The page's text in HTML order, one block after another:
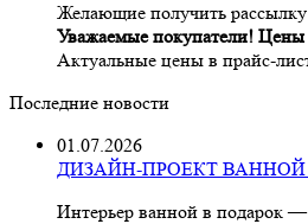
Желающие получить рассылку
Уважаемые покупатели! Цены
Актуальные цены в прайс-
Последние новости
01.07.2026
ДИЗАЙН-ПРОЕКТ
Интерьер ванной в подарок —